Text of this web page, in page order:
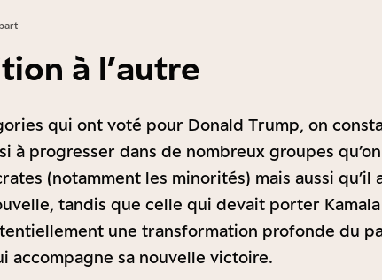
à l’autre
qui ont voté pour Donald Trump, on
à progresser dans de nombreux groupes
(notamment les minorités) mais aussi qu’il
tandis que celle qui devait porter Kamala
une transformation profonde du
accompagne sa nouvelle victoire.